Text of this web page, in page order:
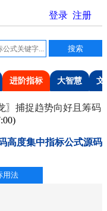
进阶指标 大智慧 文
〗捕捉趋势向好且筹码
)
高度集中指标公式源码